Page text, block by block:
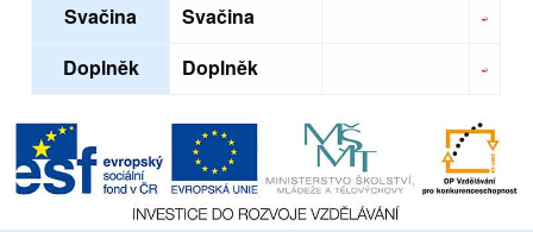
Svačina
Svačina
Doplněk
Doplněk